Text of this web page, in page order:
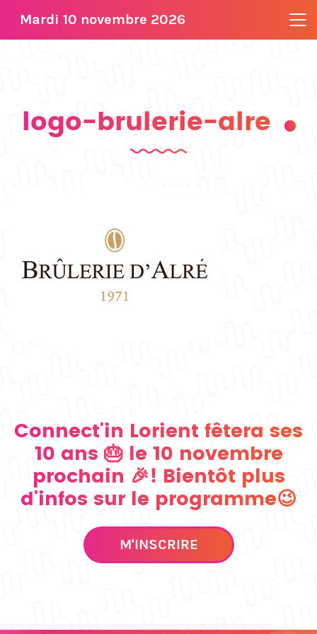
Mardi 10 novembre 2026
logo-brulerie-alre
Connect'in Lorient fêtera ses
10 ans 🎂 le 10 novembre
prochain 🎉! Bientôt plus
d'infos sur le programme😉
M'INSCRIRE